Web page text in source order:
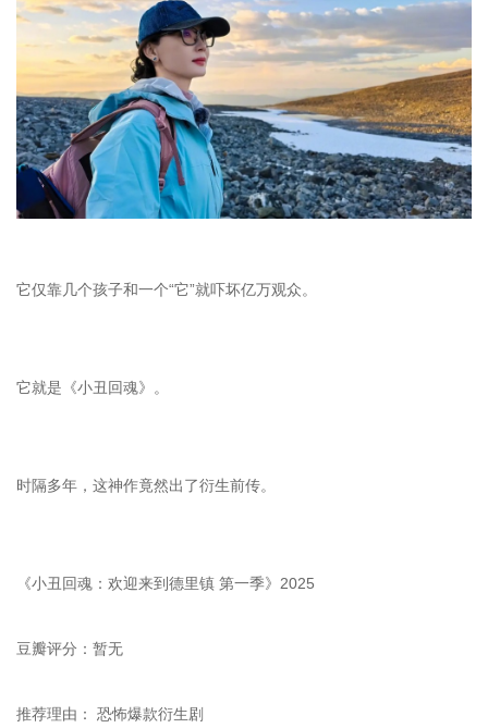
它仅靠几个孩子和一个“它”就吓坏亿万观众。
它就是《小丑回魂》。
时隔多年，这神作竟然出了衍生前传。
《小丑回魂：欢迎来到德里镇 第一季》2025
豆瓣评分：暂无
推荐理由： 恐怖爆款衍生剧